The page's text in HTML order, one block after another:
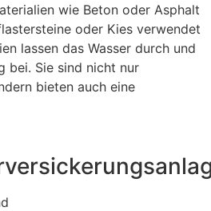
wie Beton oder Asphalt
oder Kies verwendet
lassen das Wasser durch und
bei. Sie sind nicht nur
bieten auch eine